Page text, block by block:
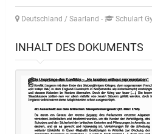
Deutschland / Saarland - Schulart
INHALT DES DOKUMENTS